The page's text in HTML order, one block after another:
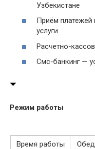
Узбекистане
Приём платежей
услуги
Расчетно-
Смс-банкинг —
Режим работы
Время работы
Обед